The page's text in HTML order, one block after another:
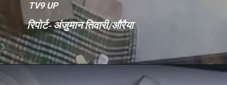
TV9 UP
रिपोर्ट- अंजुमान तिवारी/औरैया